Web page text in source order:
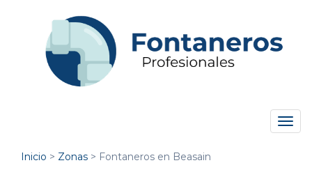
Inicio > Zonas > Fontaneros en Beasain